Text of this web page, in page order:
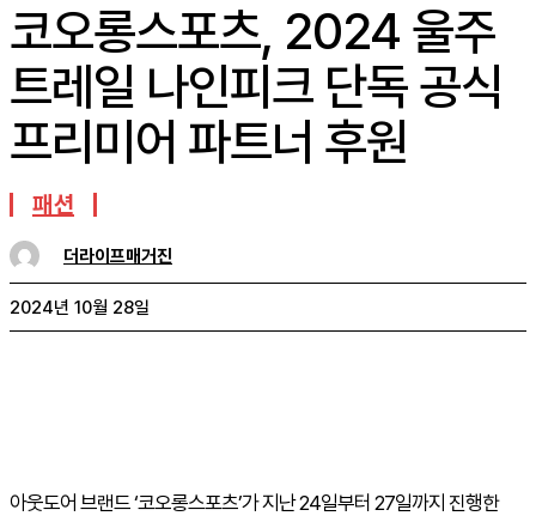
코오롱스포츠, 2024 울주
트레일 나인피크 단독 공식
프리미어 파트너 후원
패션
더라이프매거진
2024년 10월 28일
아웃도어 브랜드 ‘코오롱스포츠’가 지난 24일부터 27일까지 진행한